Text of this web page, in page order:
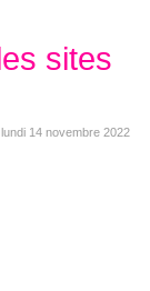
sites
lundi 14 novembre 2022